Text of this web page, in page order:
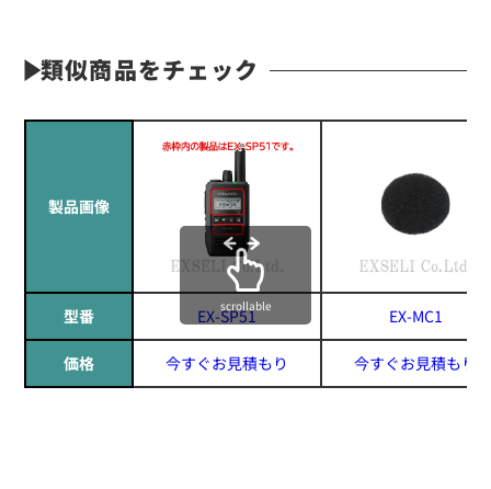
類似商品をチェック
製品画像
型番 EX-SP51 EX-MC1
価格 今すぐお見積もり 今すぐお見積もり
scrollable